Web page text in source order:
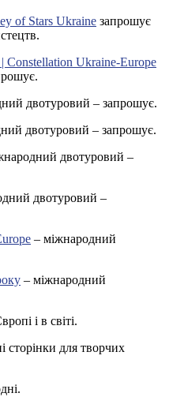
of Stars Ukraine запрошує
Constellation Ukraine-Europe
двотуровий – запрошує.
двотуровий – запрошує.
двотуровий –
двотуровий –
– міжнародний
– міжнародний
і в світі.
сторінки для творчих